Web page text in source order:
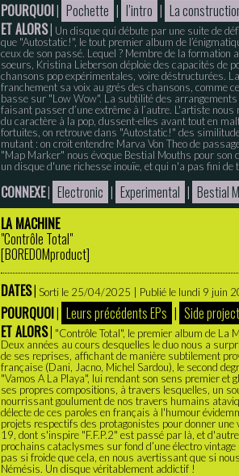
POURQUOI| Pochette | l’intro | La
ET ALORS| Un disque qui débute par une suite de
que "Autostatic!", le tout premier album de
ceux de son passé. Lequel ? Membre de la formation
soeurs, Kristina Lieberson déploie des capacités de
chansons pop expérimentales, voire déstructurées.
franchement sa voix au grés des chansons, comme
basse sur "Low Wow". La subtilité des
faisant passer d’une extrême à l’autre. L'artiste
du caractère à la pop, dussent-elles avant tout en
fortuites, on retrouve dans "Autostatic!" des
mutant : on croit entendre Marva Von Theo de
"Map Marker" nous évoque Bestial Mouths pour son
un disque d'une richesse inouïe, et qui n'a pas fini de
CONNEXE| Electronic | Experimental | Bestial
LA MACHINE
"Contrôle Total"
[BOREDOMproduct]
DATES| Sorti le 25/04/2025 | Publié le lundi 9 juin
POURQUOI| Leurs précédents EPs | Side
ET ALORS| "Contrôle Total", le premier album de La
Deux années au cours desquelles le duo nous a
de ses reprises, affichant de manière subtilement
française (Dani, Jacno, Michel Sardou), le second
"Vamos A La Playa", lui rendant son sens premier
ses propres compositions, à travers lesquelles, un
nourrissant goulument de nos travers humains
délecte de ces paroles en français à l'humour
projets respectifs des protagonistes pour donner
19, dont s'inspire "F.F.P.2" est passé par là, et
prochains cataclysmes sur fond d’une électro
pas si froide que cela, en nous avertissant que si
Némésis. Un disque véritablement addictif !